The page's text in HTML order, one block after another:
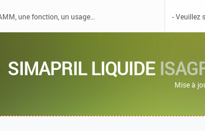
SIMAPRIL LIQUIDE
Mise à